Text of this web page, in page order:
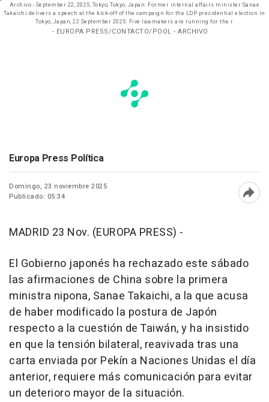
Archivo - September 22, 2025, Tokyo, Tokyo, Japan: Former internal affairs minister Sanae
Takaichi delivers a speech at the kick-off of the campaign for the LDP presidential election in
Tokyo, Japan, 22 September 2025. Five lawmakers are running for the r
- EUROPA PRESS/CONTACTO/POOL - ARCHIVO
Europa Press Política
Domingo, 23 noviembre 2025
Publicado: 05:34
MADRID 23 Nov. (EUROPA PRESS) -
El Gobierno japonés ha rechazado este sábado
las afirmaciones de China sobre la primera
ministra nipona, Sanae Takaichi, a la que acusa
de haber modificado la postura de Japón
respecto a la cuestión de Taiwán, y ha insistido
en que la tensión bilateral, reavivada tras una
carta enviada por Pekín a Naciones Unidas el día
anterior, requiere más comunicación para evitar
un deterioro mayor de la situación.